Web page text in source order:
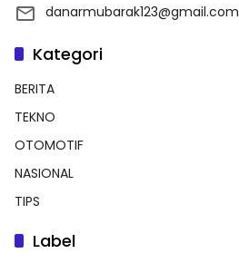
danarmubarak123@gmail.com
Kategori
BERITA
TEKNO
OTOMOTIF
NASIONAL
TIPS
Label